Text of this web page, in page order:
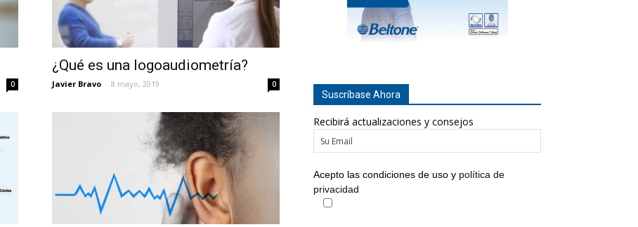
0
¿Qué es una logoaudiometría?
Javier Bravo - 8 mayo, 2019 0
Suscríbase Ahora
Recibirá actualizaciones y consejos
Acepto las condiciones de uso y política de
privacidad